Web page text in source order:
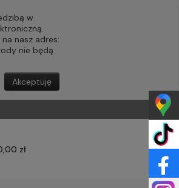
w
nasz adres:
nie będą
Akceptuję
zł